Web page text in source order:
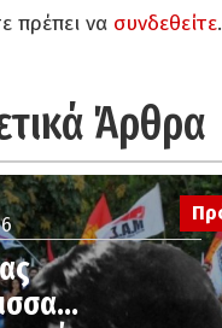
πρέπει να συνδεθείτε.
Άρθρα